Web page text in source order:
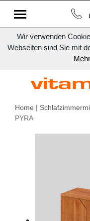
Wir verwenden
Webseiten sind Sie mit
Home |
PYRA